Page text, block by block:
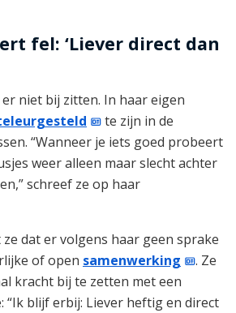
fel: ‘Liever direct dan
niet bij zitten. In haar eigen
te zijn in de
“Wanneer je iets goed probeert
weer alleen maar slecht achter
schreef ze op haar
dat er volgens haar geen sprake
of open samenwerking
. Ze
kracht bij te zetten met een
“Ik blijf erbij: Liever heftig en direct